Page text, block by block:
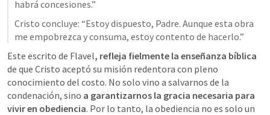
Cristo concluye: “Estoy dispuesto, Padre. Aunque esta obra
Este escrito de Flavel, refleja fielmente la enseñanza bíblica
de que Cristo aceptó su misión redentora con pleno
conocimiento del costo. No solo vino a salvarnos de la
condenación, sino a garantizarnos la gracia necesaria para
vivir en obediencia. Por lo tanto, la obediencia no es solo un